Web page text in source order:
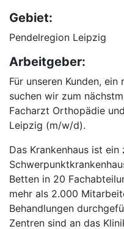
Gebiet:
Pendelregion Leipzig
Arbeitgeber:
Für unseren Kunden,
suchen wir zum
Facharzt Orthopädie
Leipzig (m/w/d).
Das Krankenhaus ist
Betten in 20
mehr als 2.000
Behandlungen
Zentren sind an das